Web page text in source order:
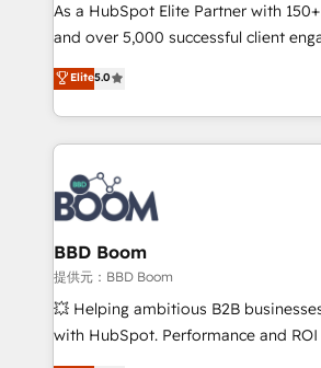
de conversion qui transforment les
opportunités d'affaires ➤ La mise en place de
stratégies d'acquisition marketing
inbound, automatisation marketing,
emailing) Informations clés : - 10 ans d'expérience -
100+ intégrations CRM HubSpot
experts conseil - 150 certifications
cumulées
As a HubSpot Elite Partner with
and over 5,000 successful client
Vonazon turns marketing complexity
measurable, scalable growth. From
enterprise-grade campaigns, our in-
builds scalable strategies that drive
revenue. ⚙️ HubSpot Integration & Optimization •
Seamless CRM, CMS, and automation
Complex platform migrations and
Custom APIs and third-party integrations 📈
End Revenue Acceleration •
pipeline growth programs • Sales
and CRM optimization • Retention
Elite5.0
BBD Boom
提供元：BBD Boom
💥 Helping ambitious B2B
with HubSpot. Performance and
BBD Boom is the HubSpot partner